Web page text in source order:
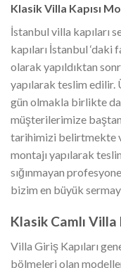
Klasik Villa Kapısı
İstanbul villa kapıları
kapıları İstanbul
olarak yapıldıktan
yapılarak teslim
gün olmakla birlikte
müşterilerimize
tarihimizi belirtmekte
montajı yapılarak
sığınmayan
bizim en büyük
Klasik Camlı Villa
Villa Giriş Kapıları
bölmeleri olan